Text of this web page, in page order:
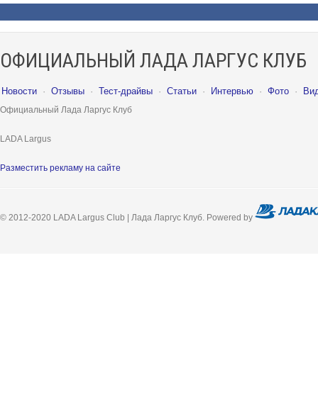
ОФИЦИАЛЬНЫЙ ЛАДА ЛАРГУС КЛУБ
Новости · Отзывы · Тест-драйвы · Статьи · Интервью · Фото ·
Официальный Лада Ларгус Клуб
LADA Largus
Разместить рекламу на сайте
© 2012-2020 LADA Largus Club | Лада Ларгус Клуб. Powered by